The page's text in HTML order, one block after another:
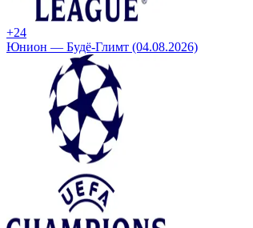
+24
Юнион — Будё-Глимт (04.08.2026)